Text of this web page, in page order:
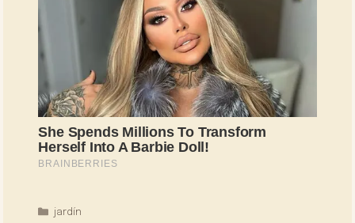
Categorías
jardín